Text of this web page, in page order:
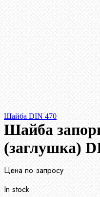
Шайба DIN 470
Шайба
(заглушка)
Цена по запросу
In stock